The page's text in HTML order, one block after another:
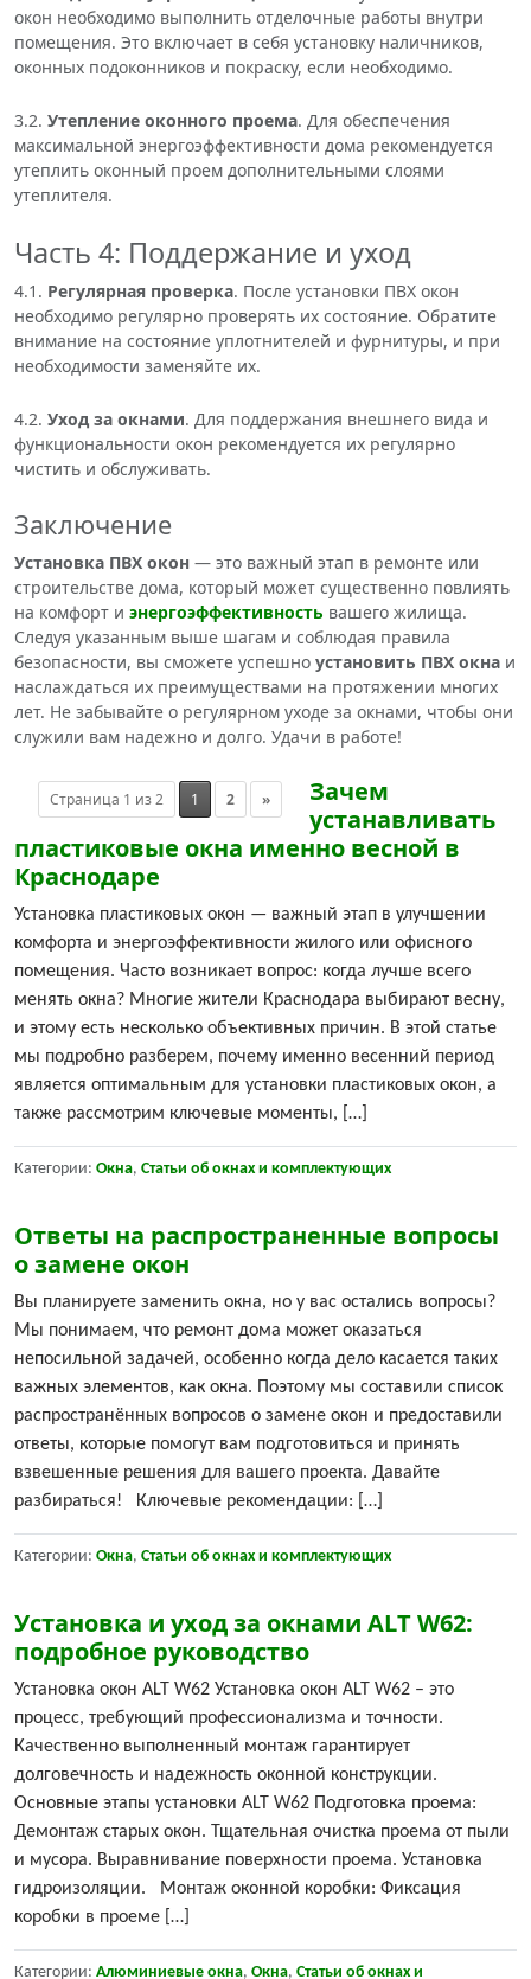
окон необходимо выполнить отделочные работы внутри
помещения. Это включает в себя установку наличников,
оконных подоконников и покраску, если необходимо.
3.2. Утепление оконного проема. Для обеспечения
максимальной энергоэффективности дома рекомендуется
утеплить оконный проем дополнительными слоями
утеплителя.
Часть 4: Поддержание и уход
4.1. Регулярная проверка. После установки ПВХ окон
необходимо регулярно проверять их состояние. Обратите
внимание на состояние уплотнителей и фурнитуры, и при
необходимости заменяйте их.
4.2. Уход за окнами. Для поддержания внешнего вида и
функциональности окон рекомендуется их регулярно
чистить и обслуживать.
Заключение
Установка ПВХ окон — это важный этап в ремонте или
строительстве дома, который может существенно повлиять
на комфорт и энергоэффективность вашего жилища.
Следуя указанным выше шагам и соблюдая правила
безопасности, вы сможете успешно установить ПВХ окна и
наслаждаться их преимуществами на протяжении многих
лет. Не забывайте о регулярном уходе за окнами, чтобы они
служили вам надежно и долго. Удачи в работе!
Страница 1 из 2 1 2 »
Зачем
устанавливать
пластиковые окна именно весной в
Краснодаре
Установка пластиковых окон — важный этап в улучшении
комфорта и энергоэффективности жилого или офисного
помещения. Часто возникает вопрос: когда лучше всего
менять окна? Многие жители Краснодара выбирают весну,
и этому есть несколько объективных причин. В этой статье
мы подробно разберем, почему именно весенний период
является оптимальным для установки пластиковых окон, а
также рассмотрим ключевые моменты, […]
Категории: Окна, Статьи об окнах и комплектующих
Ответы на распространенные вопросы
о замене окон
Вы планируете заменить окна, но у вас остались вопросы?
Мы понимаем, что ремонт дома может оказаться
непосильной задачей, особенно когда дело касается таких
важных элементов, как окна. Поэтому мы составили список
распространённых вопросов о замене окон и предоставили
ответы, которые помогут вам подготовиться и принять
взвешенные решения для вашего проекта. Давайте
разбираться! Ключевые рекомендации: […]
Категории: Окна, Статьи об окнах и комплектующих
Установка и уход за окнами ALT W62:
подробное руководство
Установка окон ALT W62 Установка окон ALT W62 – это
процесс, требующий профессионализма и точности.
Качественно выполненный монтаж гарантирует
долговечность и надежность оконной конструкции.
Основные этапы установки ALT W62 Подготовка проема:
Демонтаж старых окон. Тщательная очистка проема от пыли
и мусора. Выравнивание поверхности проема. Установка
гидроизоляции. Монтаж оконной коробки: Фиксация
коробки в проеме […]
Категории: Алюминиевые окна, Окна, Статьи об окнах и